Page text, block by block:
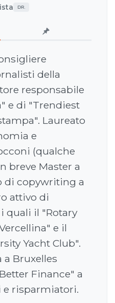
DR.
della
responsabile
e di "Trendiest
Laureato
e
(qualche
breve Master a
di copywriting a
attivo di
quali il "Rotary
e il
Yacht Club".
a Bruxelles
Finance" a
risparmiatori.